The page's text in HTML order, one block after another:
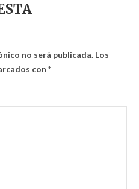
no será publicada. Los
con *